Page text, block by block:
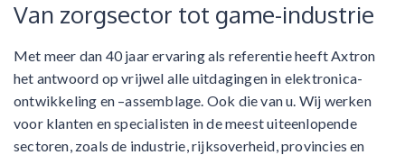
Van zorgsector tot game-industrie
Met meer dan 40 jaar ervaring als referentie heeft Axtron
het antwoord op vrijwel alle uitdagingen in elektronica-
ontwikkeling en –assemblage. Ook die van u. Wij werken
voor klanten en specialisten in de meest uiteenlopende
sectoren, zoals de industrie, rijksoverheid, provincies en